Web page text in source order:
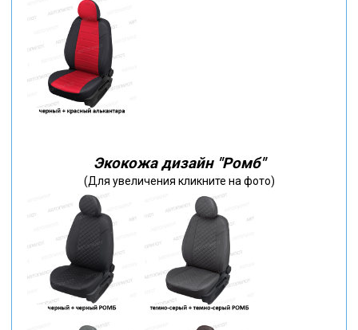
Экокожа дизайн "Ромб"
(Для увеличения кликните на фото)